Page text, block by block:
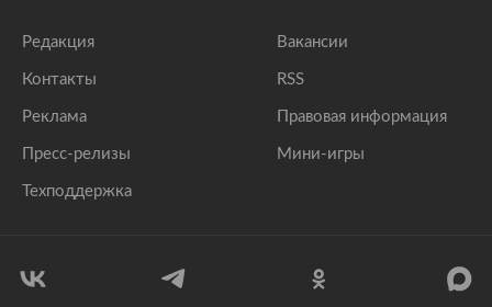
Редакция
Контакты
Реклама
Пресс-релизы
Техподдержка
Вакансии
RSS
Правовая информация
Мини-игры